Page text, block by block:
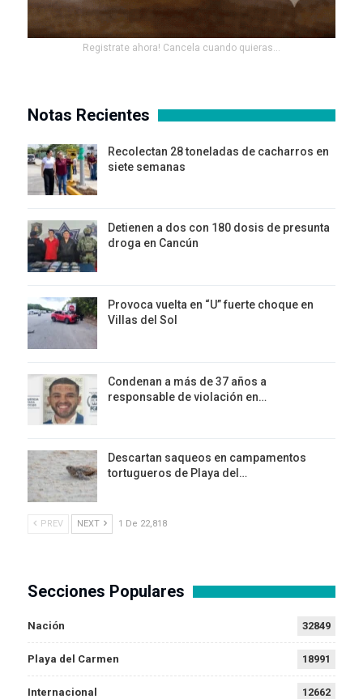
Registrate ahora! Cancela cuando quieras...
Notas Recientes
Recolectan 28 toneladas de cacharros en
siete semanas
Detienen a dos con 180 dosis de presunta
droga en Cancún
Provoca vuelta en “U” fuerte choque en
Villas del Sol
Condenan a más de 37 años a
responsable de violación en…
Descartan saqueos en campamentos
tortugueros de Playa del…
PREV NEXT 1 De 22,818
Secciones Populares
Nación 32849
Playa del Carmen 18991
Internacional 12662